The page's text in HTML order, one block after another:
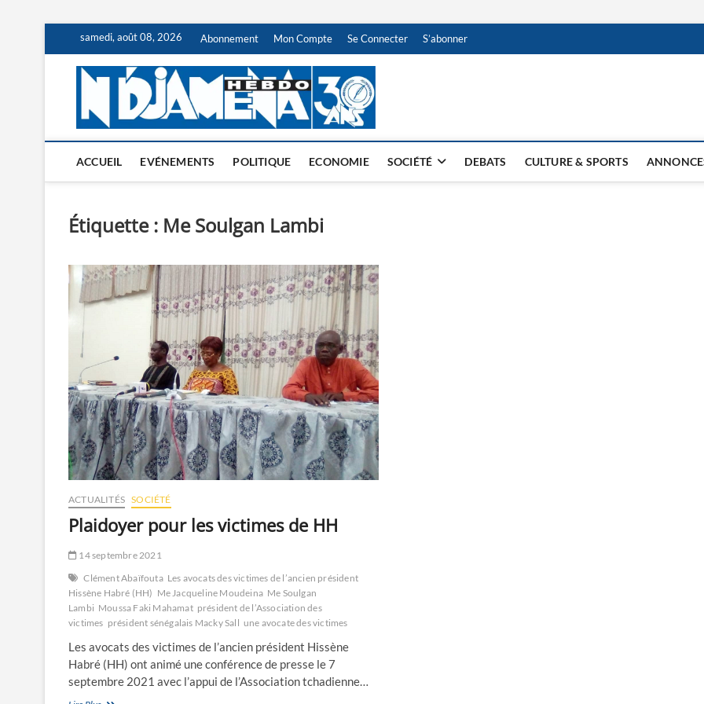
content
samedi, août 08, 2026 Abonnement Mon Compte Se Connecter S’abonner
NDJAMENA HEBDO
ACCUEIL EVÉNEMENTS POLITIQUE ECONOMIE SOCIÉTÉ DEBATS CULTURE & SPORTS
Étiquette : Me Soulgan Lambi
ACTUALITÉS SOCIÉTÉ
Plaidoyer pour les victimes de HH
14 septembre 2021
Clément Abaïfouta Les avocats des victimes de l’ancien président
Hissène Habré (HH) Me Jacqueline Moudeina Me Soulgan
Lambi Moussa Faki Mahamat président de l’Association des
victimes président sénégalais Macky Sall une avocate des victimes
Les avocats des victimes de l’ancien président Hissène
Habré (HH) ont animé une conférence de presse le 7
septembre 2021 avec l’appui de l’Association tchadienne…